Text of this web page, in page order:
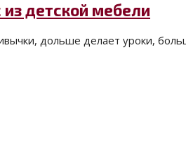
детской мебели
дольше делает уроки,